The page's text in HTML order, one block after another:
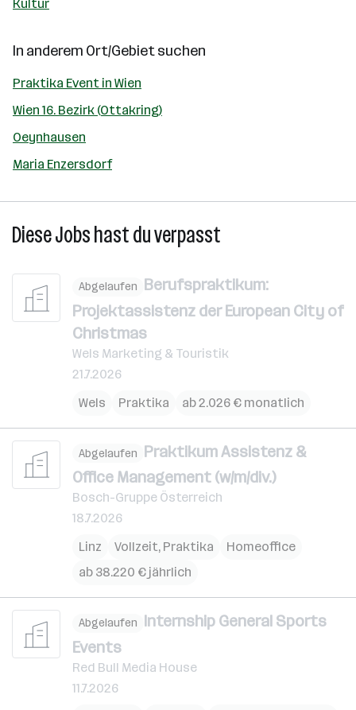
Kultur
In anderem Ort/Gebiet suchen
Praktika Event in Wien
Wien 16. Bezirk (Ottakring)
Oeynhausen
Maria Enzersdorf
Diese Jobs hast du verpasst
Abgelaufen Berufspraktikum:
Projektassistenz der European City of
Christmas
Wels Marketing & Touristik
21.7.2026
Wels
Praktika ab 2.026 € monatlich
Abgelaufen Praktikum Assistenz &
Office Management (w/m/div.)
Bosch-Gruppe Österreich
18.7.2026
Linz
Vollzeit, Praktika
Homeoffice
ab 38.220 € jährlich
Abgelaufen Internship General Sports
Events
Red Bull Media House
11.7.2026